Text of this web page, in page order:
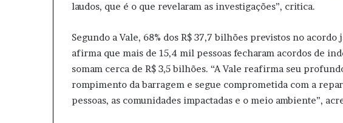
laudos, que é o que revelaram as investigações”, critica.
Segundo a Vale, 68% dos R$ 37,7 bilhões previstos no acordo
afirma que mais de 15,4 mil pessoas fecharam acordos de
somam cerca de R$ 3,5 bilhões. “A Vale reafirma seu
rompimento da barragem e segue comprometida com a
pessoas, as comunidades impactadas e o meio ambiente”,